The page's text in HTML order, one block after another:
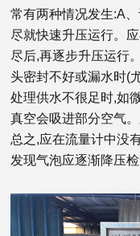
常有两种情况发生:A
尽就快速升压运行。
尽后,再逐步升压运行
头密封不好或漏水时(
处理供水不很足时,如
真空会吸进部分空气
总之,应在流量计中没
发现气泡应逐渐降压检